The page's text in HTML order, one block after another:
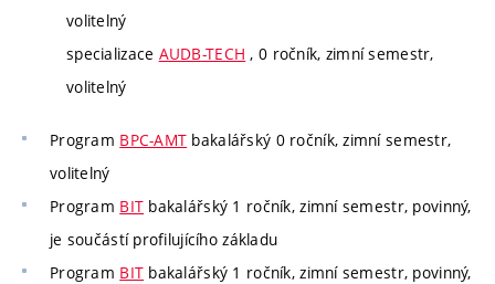
volitelný
specializace AUDB-TECH , 0 ročník, zimní semestr,
volitelný
Program BPC-AMT bakalářský 0 ročník, zimní semestr,
volitelný
Program BIT bakalářský 1 ročník, zimní semestr, povinný,
je součástí profilujícího základu
Program BIT bakalářský 1 ročník, zimní semestr, povinný,